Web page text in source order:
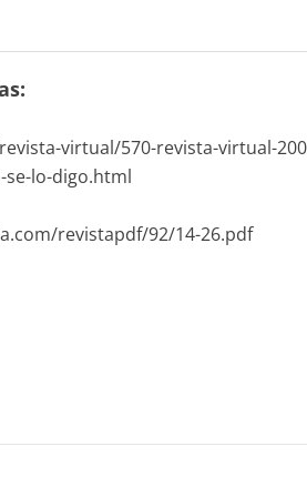
virtual/570-revista-virtual-
se-lo-digo.html
revistapdf/92/14-26.pdf